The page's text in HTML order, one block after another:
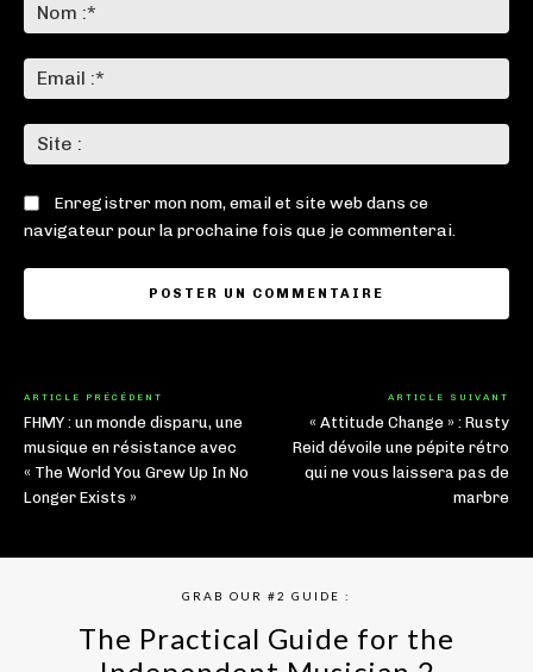
:*
:*
:
Enregistrer mon nom, email et site web dans ce
navigateur pour la prochaine fois que je commenterai.
ARTICLE PRÉCÉDENT
FHMY : un monde disparu, une
musique en résistance avec
« The World You Grew Up In No
Longer Exists »
ARTICLE SUIVANT
« Attitude Change » : Rusty
Reid dévoile une pépite rétro
qui ne vous laissera pas de
marbre
GRAB OUR #2 GUIDE :
The Practical Guide for the